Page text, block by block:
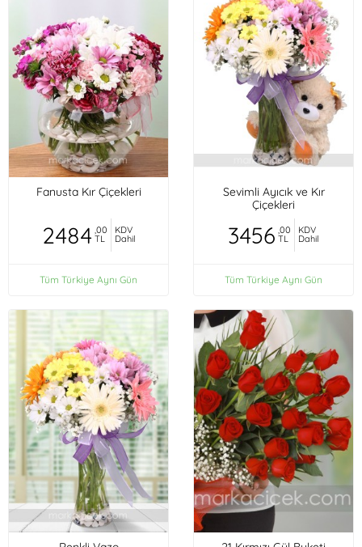
Fanusta Kır Çiçekleri
2484 ,00
TL
KDV
Dahil
Tüm Türkiye Aynı Gün
Sevimli Ayıcık ve Kır
Çiçekleri
3456 ,00
TL
KDV
Dahil
Tüm Türkiye Aynı Gün